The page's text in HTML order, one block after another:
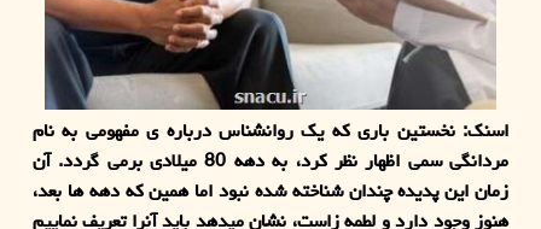
اسنک: نخستین باری که یک روانشناس درباره ی مفهومی به نام
مردانگی سمی اظهار نظر کرد، به دهه 80 میلادی برمی گردد. آن
زمان این پدیده چندان شناخته شده نبود اما همین که دهه ها بعد،
هنوز وجود دارد و لطمه زاست، نشان میدهد باید آنرا تعریف نماییم